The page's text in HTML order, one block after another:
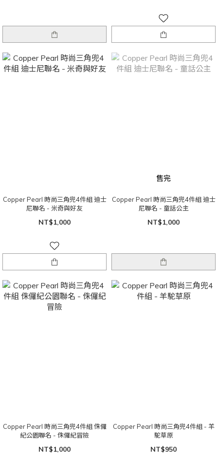
Copper Pearl 時尚三角兜4件組 迪士
尼聯名 - 米奇與好友
NT$1,000
售完
Copper Pearl 時尚三角兜4件組 迪士
尼聯名 - 童話公主
NT$1,000
Copper Pearl 時尚三角兜4件組 侏儸
紀公園聯名 - 侏儸紀冒險
NT$1,000
Copper Pearl 時尚三角兜4件組 - 羊
駝草原
NT$950